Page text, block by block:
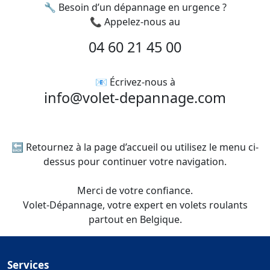
🔧 Besoin d’un dépannage en urgence ?
📞 Appelez-nous au
04 60 21 45 00
📧 Écrivez-nous à
info@volet-depannage.com
🔙 Retournez à la page d’accueil ou utilisez le menu ci-
dessus pour continuer votre navigation.
Merci de votre confiance.
Volet-Dépannage, votre expert en volets roulants
partout en Belgique.
Services